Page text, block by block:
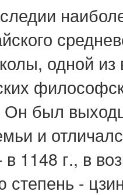
одной
был
и
1148 г., в
-